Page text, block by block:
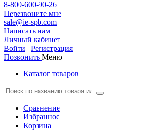
8-800-600-90-26
Перезвоните мне
sale@ie-spb.com
Написать нам
Личный кабинет
Войти | Регистрация
Позвонить Меню
Каталог товаров
Сравнение
Избранное
Корзина